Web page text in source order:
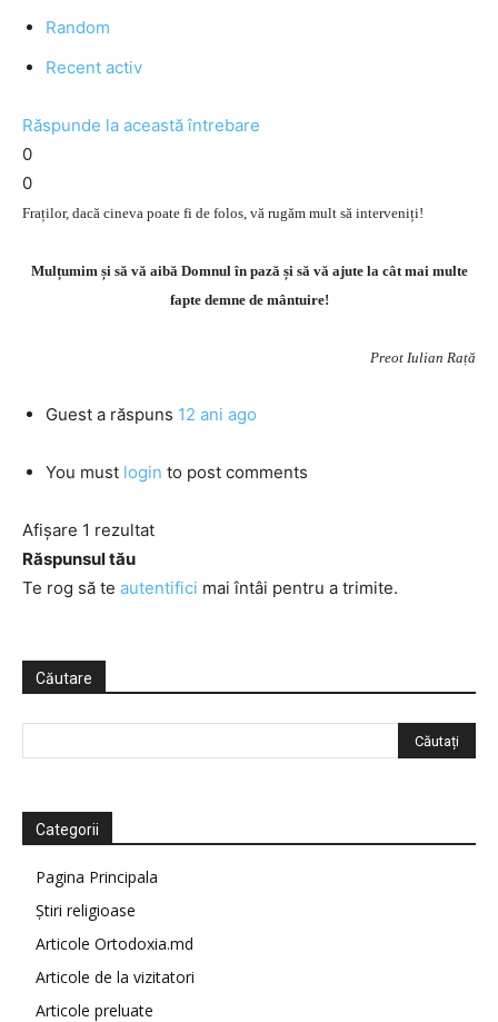
Random
Recent activ
Răspunde la această întrebare
0
0
Fraților, dacă cineva poate fi de folos, vă rugăm mult să interveniți!
Mulțumim și să vă aibă Domnul în pază și să vă ajute la cât mai multe
fapte demne de mântuire!
Preot Iulian Rață
Guest a răspuns 12 ani ago
You must login to post comments
Afișare 1 rezultat
Răspunsul tău
Te rog să te autentifici mai întâi pentru a trimite.
Căutare
Categorii
Pagina Principala
Știri religioase
Articole Ortodoxia.md
Articole de la vizitatori
Articole preluate